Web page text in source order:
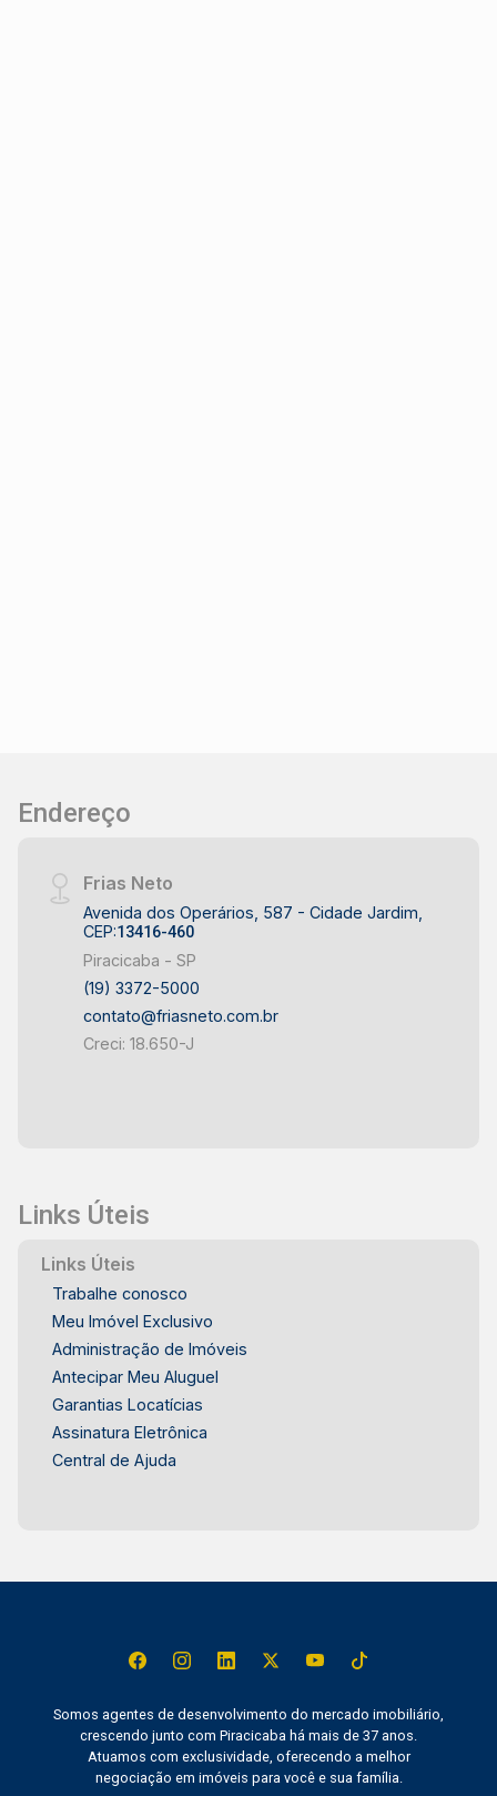
Endereço
Frias Neto
Avenida dos Operários, 587 - Cidade Jardim,
CEP:13416-460
Piracicaba - SP
(19) 3372-5000
contato@friasneto.com.br
Creci: 18.650-J
Links Úteis
Links Úteis
Trabalhe conosco
Meu Imóvel Exclusivo
Administração de Imóveis
Antecipar Meu Aluguel
Garantias Locatícias
Assinatura Eletrônica
Central de Ajuda
Somos agentes de desenvolvimento do mercado imobiliário,
crescendo junto com Piracicaba há mais de 37 anos.
Atuamos com exclusividade, oferecendo a melhor
negociação em imóveis para você e sua família.